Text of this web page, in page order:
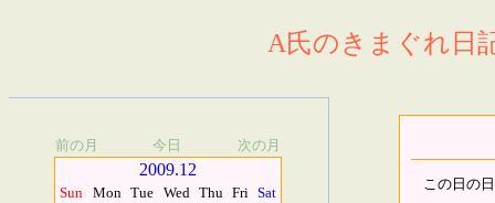
A氏のきまぐれ日
前の月 今日 次の月
2009.12
Sun Mon Tue Wed Thu Fri Sat
この日の